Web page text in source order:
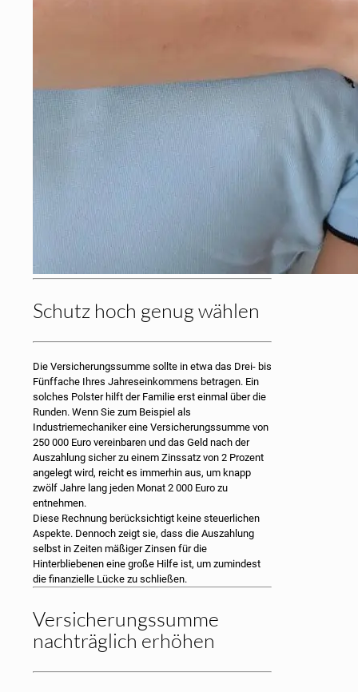
Schutz hoch genug wählen
Die Versicherungssumme sollte in etwa das Drei- bis
Fünffache Ihres Jahreseinkommens betragen. Ein
solches Polster hilft der Familie erst einmal über die
Runden. Wenn Sie zum Beispiel als
Industriemechaniker eine Versicherungssumme von
250 000 Euro vereinbaren und das Geld nach der
Auszahlung sicher zu einem Zinssatz von 2 Prozent
angelegt wird, reicht es immerhin aus, um knapp
zwölf Jahre lang jeden Monat 2 000 Euro zu
entnehmen.
Diese Rechnung berücksichtigt keine steuerlichen
Aspekte. Dennoch zeigt sie, dass die Auszahlung
selbst in Zeiten mäßiger Zinsen für die
Hinterbliebenen eine große Hilfe ist, um zumindest
die finanzielle Lücke zu schließen.
Versicherungssumme
nachträglich erhöhen